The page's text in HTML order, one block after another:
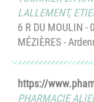
LALLEMENT,
6 R DU MOULIN -
MÉZIÈRES -
https://
PHARMACIE